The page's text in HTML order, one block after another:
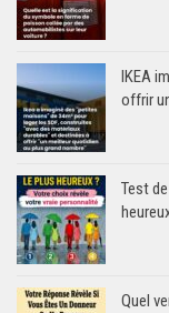
IKEA
offrir
Test
Quel